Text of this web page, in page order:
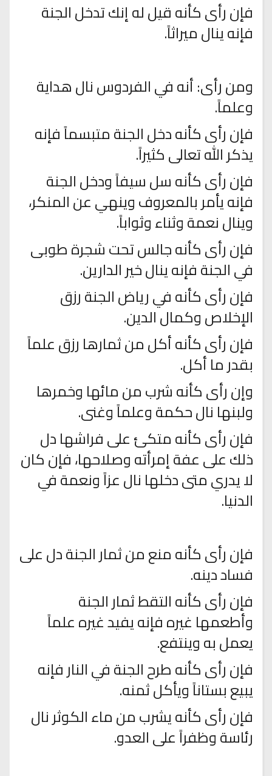
فإن رأى كأنه قيل له إنك تدخل الجنة
فإنه ينال ميراثاً.
ومن رأى: أنه في الفردوس نال هداية
وعلماً.
فإن رأى كأنه دخل الجنة متبسماً فإنه
يذكر الله تعالى كثيراً.
فإن رأى كأنه سل سيفاً ودخل الجنة
فإنه يأمر بالمعروف وينهي عن المنكر،
وينال نعمة وثناء وثواباً.
فإن رأى كأنه جالس تحت شجرة طوبى
في الجنة فإنه ينال خير الدارين.
فإن رأى كأنه في رياض الجنة رزق
الإخلاص وكمال الدين.
فإن رأى كأنه أكل من ثمارها رزق علماً
بقدر ما أكل.
وإن رأى كأنه شرب من مائها وخمرها
ولبنها نال حكمة وعلماً وغنى.
فإن رأى كأنه متكئ على فراشها دل
ذلك على عفة إمرأته وصلاحها، فإن كان
لا يدري متى دخلها نال عزاً ونعمة في
الدنيا.
فإن رأى كأنه منع من ثمار الجنة دل على
فساد دينه.
فإن رأى كأنه التقط ثمار الجنة
وأطعمها غيره فإنه يفيد غيره علماً
يعمل به وينتفع.
فإن رأى كأنه طرح الجنة في النار فإنه
يبيع بستاناً ويأكل ثمنه.
فإن رأى كأنه يشرب من ماء الكوثر نال
رئاسة وظفراً على العدو.